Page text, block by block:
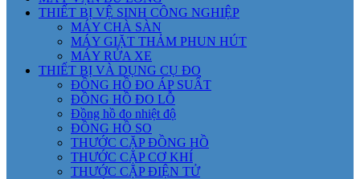
THIẾT BỊ VỆ SINH CÔNG NGHIỆP
MÁY CHÀ SÀN
MÁY GIẶT THẢM PHUN HÚT
MÁY RỬA XE
THIẾT BỊ VÀ DỤNG CỤ ĐO
ĐỒNG HỒ ĐO ÁP SUẤT
ĐỒNG HỒ ĐO LỖ
Đồng hồ đo nhiệt độ
ĐỒNG HỒ SO
THƯỚC CẶP ĐỒNG HỒ
THƯỚC CẶP CƠ KHÍ
THƯỚC CẶP ĐIỆN TỬ